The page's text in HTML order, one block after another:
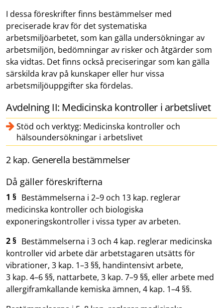
I dessa föreskrifter finns bestämmelser med
preciserade krav för det systematiska
arbetsmiljöarbetet, som kan gälla undersökningar av
arbetsmiljön, bedömningar av risker och åtgärder som
ska vidtas. Det finns också preciseringar som kan gälla
särskilda krav på kunskaper eller hur vissa
arbetsmiljöuppgifter ska fördelas.
Avdelning II: Medicinska kontroller i arbetslivet
Stöd och verktyg: Medicinska kontroller och
hälsoundersökningar i arbetslivet
2 kap. Generella bestämmelser
Då gäller föreskrifterna
1 § Bestämmelserna i 2–9 och 13 kap. reglerar
medicinska kontroller och biologiska
exponeringskontroller i vissa typer av arbeten.
2 § Bestämmelserna i 3 och 4 kap. reglerar medicinska
kontroller vid arbete där arbetstagaren utsätts för
vibrationer, 3 kap. 1–3 §§, handintensivt arbete,
3 kap. 4–6 §§, nattarbete, 3 kap. 7–9 §§, eller arbete med
allergiframkallande kemiska ämnen, 4 kap. 1–4 §§.